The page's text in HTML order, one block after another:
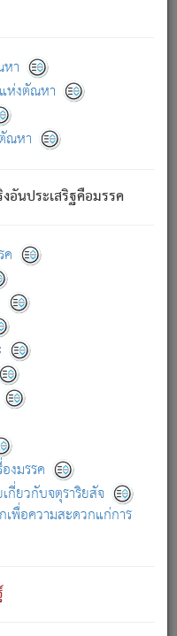
า
ห่งตัณหา
ณหา
นประเสริฐคือมรรค
งมรรค
กี่ยวกับจตุราริยสัจ
พื่อความสะดวกแก่การ
อไม่เปลี่ยนแปลงอีกต่อ
เปล่งออก ที่โคนต้นโพธิ์
ปรุงข้อมูลให้ถูกต้องมากที่สุด
บ ที่มีการพิมพ์ครั้งล่าสุด
แจ้งข้อผิดพลาด / แนะนำ